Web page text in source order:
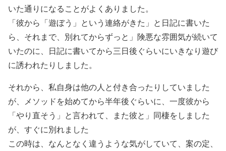
いた通りになることがよくありました。
「彼から「遊ぼう」という連絡がきた」と日記に書いた
ら、それまで、別れてからずっと」険悪な雰囲気が続いて
いたのに、日記に書いてから三日後ぐらいにいきなり遊び
に誘われたりしました。
それから、私自身は他の人と付き合ったりしていました
が、メソッドを始めてから半年後ぐらいに、一度彼から
「やり直そう」と言われて、また彼と」同棲をしました
が、すぐに別れました
この時は、なんとなく違うような気がしていて、案の定、